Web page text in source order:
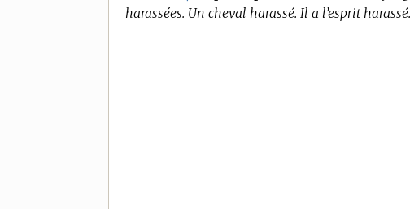
harassées. Un cheval harassé. Il a l’esprit harassé.